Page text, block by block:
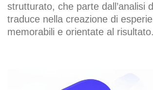
strutturato, che parte dall’analisi
traduce nella creazione di
memorabili e orientate al risultato.